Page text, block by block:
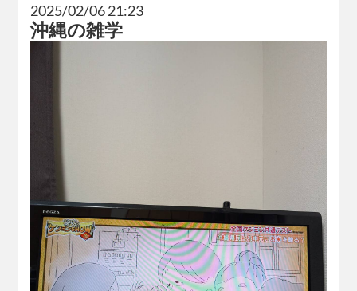
2025/02/06 21:23
沖縄の雑学